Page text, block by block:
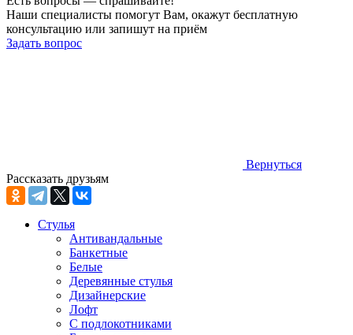
Наши специалисты помогут Вам, окажут бесплатную
консультацию или запишут на приём
Задать вопрос
Вернуться
Рассказать друзьям
Стулья
Антивандальные
Банкетные
Белые
Деревянные стулья
Дизайнерские
Лофт
С подлокотниками